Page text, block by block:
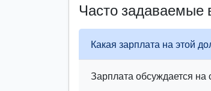
Часто задаваемые
Какая зарплата на этой
Зарплата обсуждается